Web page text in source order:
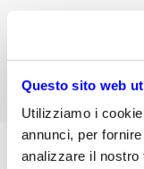
Questo sito web
Utilizziamo i
annunci, per
analizzare il